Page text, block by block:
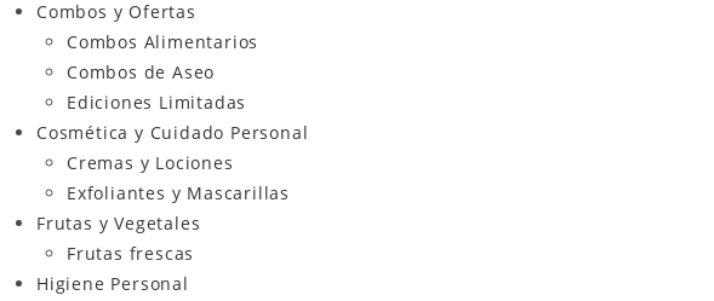
Combos y Ofertas
Combos Alimentarios
Combos de Aseo
Ediciones Limitadas
Cosmética y Cuidado Personal
Cremas y Lociones
Exfoliantes y Mascarillas
Frutas y Vegetales
Frutas frescas
Higiene Personal